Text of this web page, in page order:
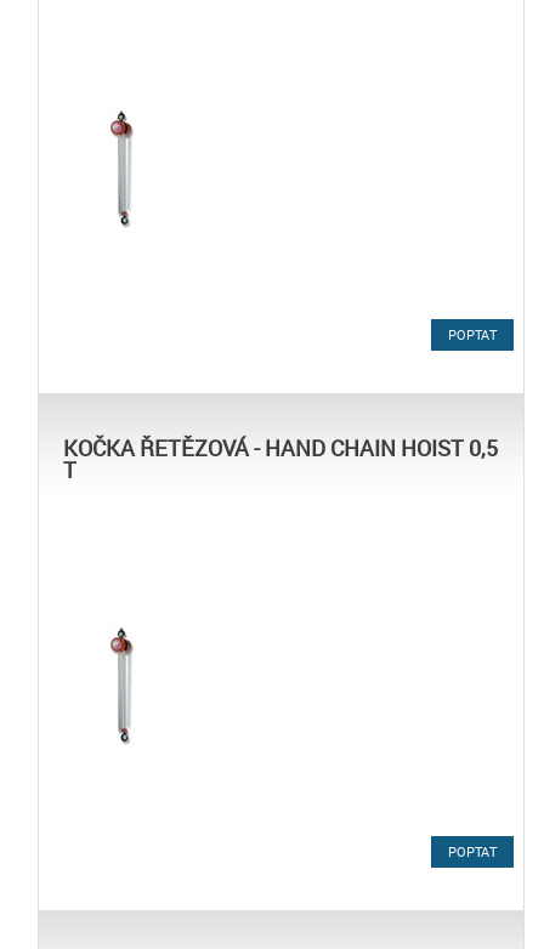
POPTAT
KOČKA ŘETĚZOVÁ - HAND CHAIN HOIST 0,5
T
POPTAT